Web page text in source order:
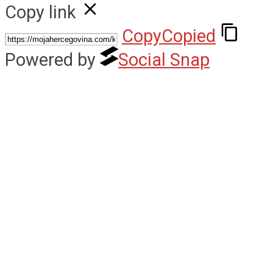
Copy link
CopyCopied
Powered by
Social Snap